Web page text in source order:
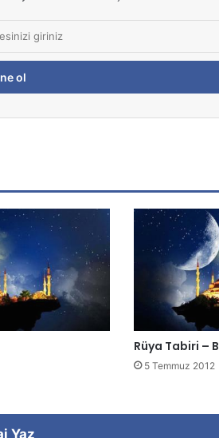
Rüya Tabiri – B
5 Temmuz 2012
Yaz